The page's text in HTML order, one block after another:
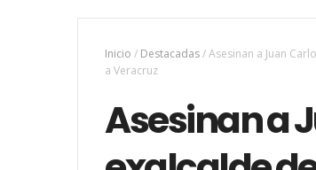
Inicio / Destacadas/Asesinan a Juan
a Veracruz
Asesinan a